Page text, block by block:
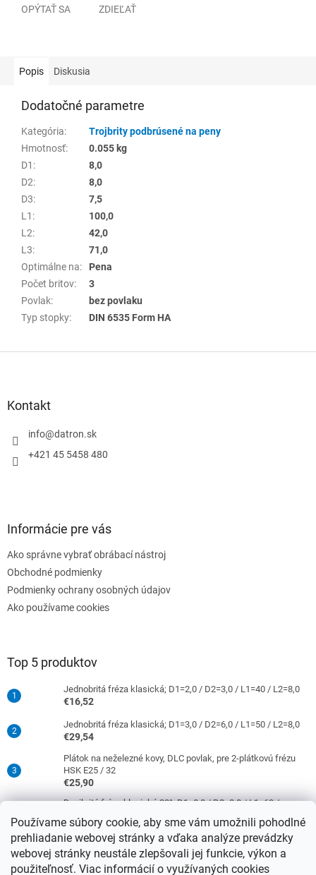
Používame súbory cookie, aby sme vám umožnili pohodlné
prehliadanie webovej stránky a vďaka analýze prevádzky
webovej stránky neustále zlepšovali jej funkcie, výkon a
použiteľnosť. Viac informácií o využívaných cookies
OPÝTAŤ SA ZDIEĽAŤ
Popis Diskusia
Dodatočné parametre
Kategória:
Trojbrity podbrúsené na peny
Hmotnosť:
0.055 kg
D1 :
8,0
D2:
8,0
D3:
7,5
L1 :
100,0
L2:
42,0
L3:
71,0
Optimálne na:
Pena
Počet britov:
3
Povlak:
bez povlaku
Typ stopky: DIN 6535 Form HA
Kontakt
info@datron.sk
+421 45 5458 480
Informácie pre vás
Ako správne vybrať obrábací nástroj
Obchodné podmienky
Podmienky ochrany osobných údajov
Ako používame cookies
Top 5 produktov
Jednobritá fréza klasická; D1=2,0 / D2=3,0 / L1=40 / L2=8,0
€16,52
Jednobritá fréza klasická; D1=3,0 / D2=6,0 / L1=50 / L2=8,0
€29,54
Plátok na neželezné kovy, DLC povlak, pre 2-plátkovú frézu
HSK E25 / 32
€25,90
Dvojbritá fréza klasická 30°; D1=8,0 / D2=8,0 / L1=63 /
€38,33
Jednobritá fréza klasická; D1=4,0 / D2=6,0 / L1=50 / L2=10,0
€29,54